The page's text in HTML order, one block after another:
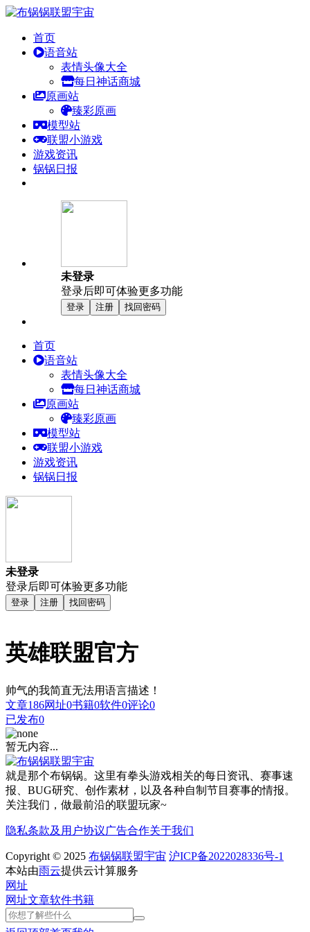
首页
语音站
表情头像大全
每日神话商城
原画站
臻彩原画
模型站
联盟小游戏
游戏资讯
锅锅日报
未登录
登录后即可体验更多功能
登录 注册 找回密码
首页
语音站
表情头像大全
每日神话商城
原画站
臻彩原画
模型站
联盟小游戏
游戏资讯
锅锅日报
未登录
登录后即可体验更多功能
登录 注册 找回密码
英雄联盟官方
帅气的我简直无法用语言描述！
文章186网址0书籍0软件0评论0
已发布0
暂无内容...
就是那个布锅锅。这里有拳头游戏相关的每日资讯、赛事速
报、BUG研究、创作素材，以及各种自制节目赛事的情报。
关注我们，做最前沿的联盟玩家~
隐私条款及用户协议广告合作关于我们
Copyright © 2025 布锅锅联盟宇宙 沪ICP备2022028336号-1
本站由雨云提供云计算服务
网址
网址文章软件书籍